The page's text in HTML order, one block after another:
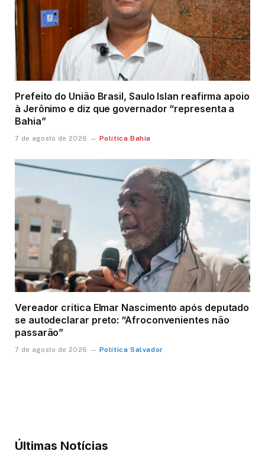
Prefeito do União Brasil, Saulo Islan reafirma apoio
à Jerônimo e diz que governador “representa a
Bahia”
7 de agosto de 2026 Política Bahia
Vereador critica Elmar Nascimento após deputado
se autodeclarar preto: “Afroconvenientes não
passarão”
7 de agosto de 2026 Política Salvador
Últimas Notícias